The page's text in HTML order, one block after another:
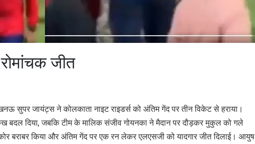
जीत
सुपर जायंट्स ने कोलकाता नाइट राइडर्स को अंतिम गेंद पर तीन विकेट से हराया।
बदल दिया, जबकि टीम के मालिक संजीव गोयनका ने मैदान पर दौड़कर मुकुल को गले
बराबर किया और अंतिम गेंद पर एक रन लेकर एलएसजी को यादगार जीत दिलाई। आयुष